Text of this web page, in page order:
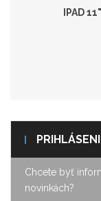
IPAD
Chcete byť
novinkách?